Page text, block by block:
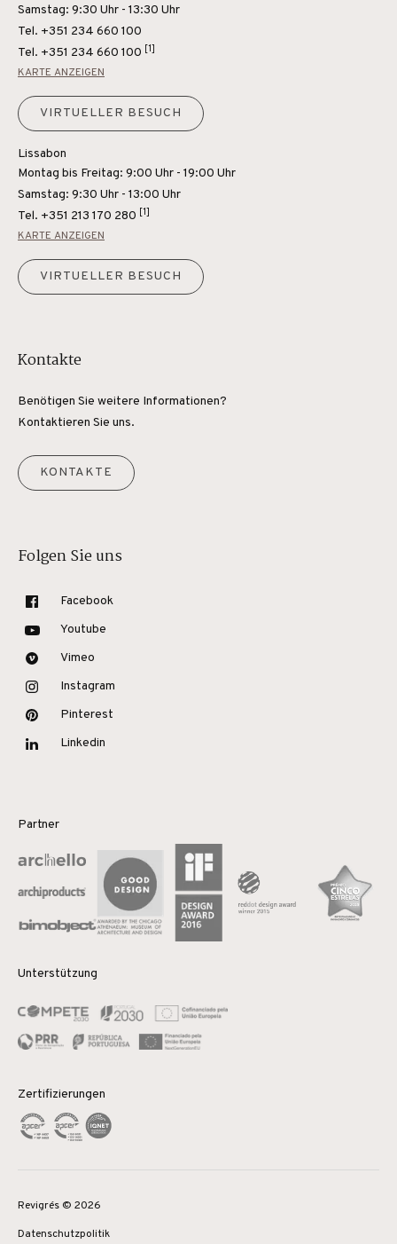
Samstag: 9:30 Uhr - 13:30 Uhr
Tel. +351 234 660 100
Tel. +351 234 660 100 [1]
KARTE ANZEIGEN
VIRTUELLER BESUCH
Lissabon
Montag bis Freitag: 9:00 Uhr - 19:00 Uhr
Samstag: 9:30 Uhr - 13:00 Uhr
Tel. +351 213 170 280 [1]
KARTE ANZEIGEN
VIRTUELLER BESUCH
Kontakte
Benötigen Sie weitere Informationen?
Kontaktieren Sie uns.
KONTAKTE
Folgen Sie uns
Facebook
Youtube
Vimeo
Instagram
Pinterest
Linkedin
Partner
Unterstützung
Zertifizierungen
Revigrés © 2026
Datenschutzpolitik